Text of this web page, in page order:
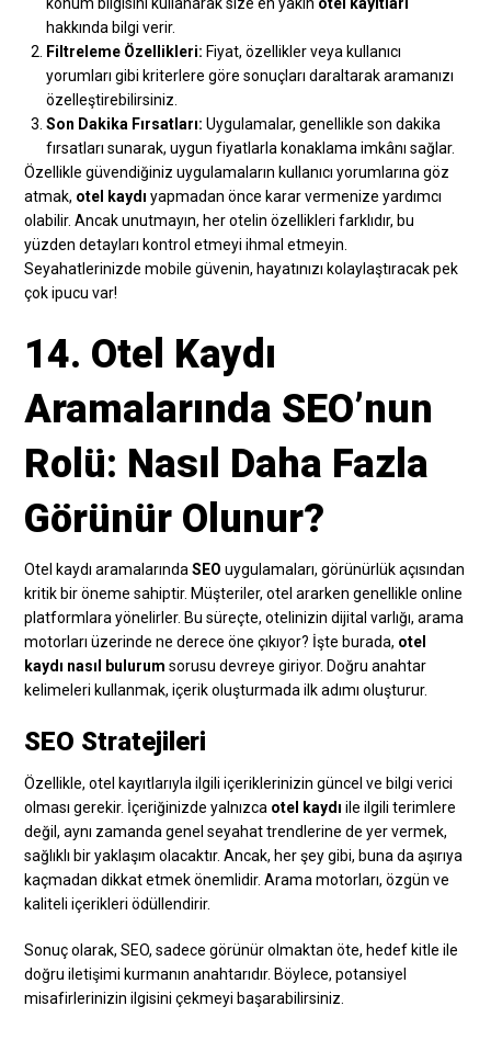
konum bilgisini kullanarak size en yakın otel kayıtları
hakkında bilgi verir.
Filtreleme Özellikleri: Fiyat, özellikler veya kullanıcı
yorumları gibi kriterlere göre sonuçları daraltarak aramanızı
özelleştirebilirsiniz.
Son Dakika Fırsatları: Uygulamalar, genellikle son dakika
fırsatları sunarak, uygun fiyatlarla konaklama imkânı sağlar.
Özellikle güvendiğiniz uygulamaların kullanıcı yorumlarına göz
atmak, otel kaydı yapmadan önce karar vermenize yardımcı
olabilir. Ancak unutmayın, her otelin özellikleri farklıdır, bu
yüzden detayları kontrol etmeyi ihmal etmeyin.
Seyahatlerinizde mobile güvenin, hayatınızı kolaylaştıracak pek
çok ipucu var!
14. Otel Kaydı
Aramalarında SEO’nun
Rolü: Nasıl Daha Fazla
Görünür Olunur?
Otel kaydı aramalarındaSEO uygulamaları, görünürlük açısından
kritik bir öneme sahiptir. Müşteriler, otel ararken genellikle online
platformlara yönelirler. Bu süreçte, otelinizin dijital varlığı, arama
motorları üzerinde ne derece öne çıkıyor? İşte burada, otel
kaydı nasıl bulurum sorusu devreye giriyor. Doğru anahtar
kelimeleri kullanmak, içerik oluşturmada ilk adımı oluşturur.
SEO Stratejileri
Özellikle, otel kayıtlarıyla ilgili içeriklerinizin güncel ve bilgi verici
olması gerekir. İçeriğinizde yalnızca otel kaydı ile ilgili terimlere
değil, aynı zamanda genel seyahat trendlerine de yer vermek,
sağlıklı bir yaklaşım olacaktır. Ancak, her şey gibi, buna da aşırıya
kaçmadan dikkat etmek önemlidir. Arama motorları, özgün ve
kaliteli içerikleri ödüllendirir.
Sonuç olarak, SEO, sadece görünür olmaktan öte, hedef kitle ile
doğru iletişimi kurmanın anahtarıdır. Böylece, potansiyel
misafirlerinizin ilgisini çekmeyi başarabilirsiniz.